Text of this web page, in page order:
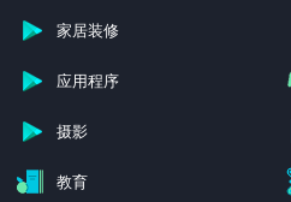
家居装修
应用程序
摄影
教育